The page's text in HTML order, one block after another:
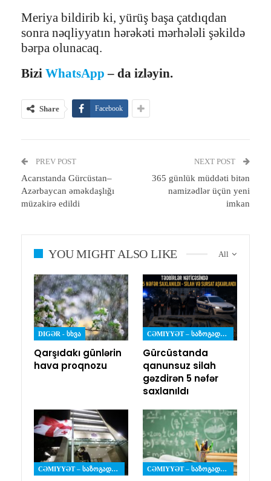
Meriya bildirib ki, yürüş başa çatdıqdan
sonra nəqliyyatın hərəkəti mərhələli şəkildə
bərpa olunacaq.
Bizi WhatsApp – da izləyin.
Share Facebook
PREV POST
Acarıstanda Gürcüstan–
Azərbaycan əməkdaşlığı
müzakirə edildi
NEXT POST
365 günlük müddəti bitən
namizədlər üçün yeni
imkan
All
YOU MIGHT ALSO LIKE
DIGƏR - ᲡᲮᲕᲐ
Qarşıdakı günlərin
hava proqnozu
CƏMIYYƏT – ᲡᲐᲖᲝᲒᲐᲓᲝᲔᲑᲐ
Gürcüstanda
qanunsuz silah
gəzdirən 5 nəfər
saxlanıldı
CƏMIYYƏT – ᲡᲐᲖᲝᲒᲐᲓᲝᲔᲑᲐ CƏMIYYƏT – ᲡᲐᲖᲝᲒᲐᲓᲝᲔᲑᲐ